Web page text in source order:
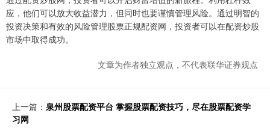
应，他们可以放大收益潜力，但同时也要谨慎管理风险。通过明智的
投资决策和有效的风险管理股票正规配资网，投资者可以在配资炒股
市场中取得成功。
文章为作者独立观点，不代表联华证券观点
上一篇： 泉州股票配资平台 掌握股票配资技巧，尽在股票配资学
习网